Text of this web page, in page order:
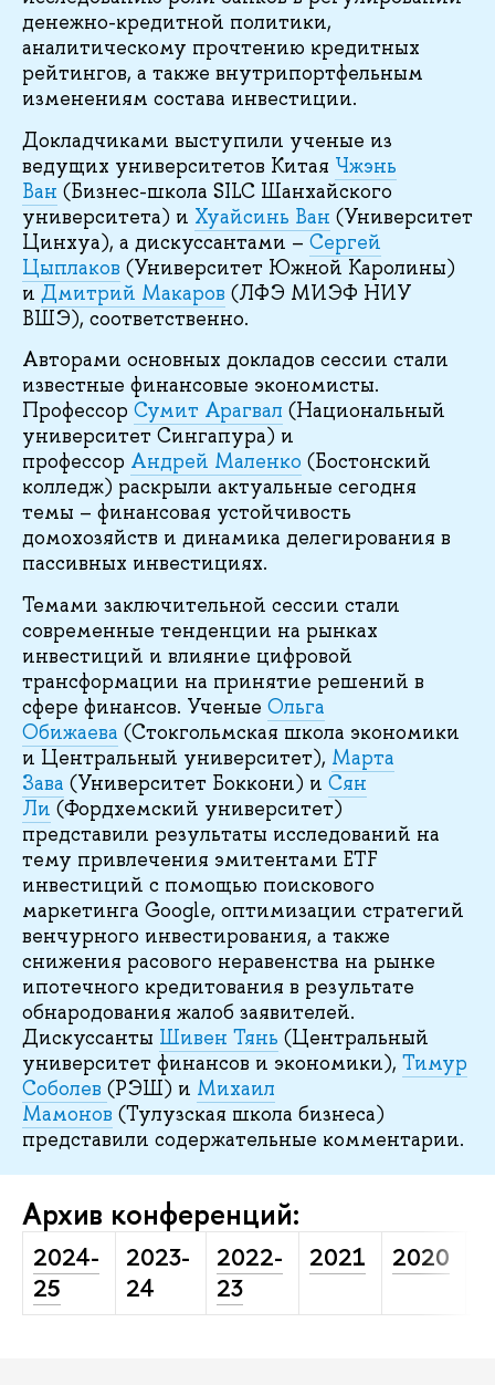
денежно-кредитной политики,
аналитическому прочтению кредитных
рейтингов, а также внутрипортфельным
изменениям состава инвестиции.
Докладчиками выступили ученые из
ведущих университетов Китая Чжэнь
Ван (Бизнес-школа SILC Шанхайского
университета) и Хуайсинь Ван (Университет
Цинхуа), а дискуссантами – Сергей
Цыплаков (Университет Южной Каролины)
и Дмитрий Макаров (ЛФЭ МИЭФ НИУ
ВШЭ), соответственно.
Авторами основных докладов сессии стали
известные финансовые экономисты.
Профессор Сумит Арагвал (Национальный
университет Сингапура) и
профессор Андрей Маленко (Бостонский
колледж) раскрыли актуальные сегодня
темы – финансовая устойчивость
домохозяйств и динамика делегирования в
пассивных инвестициях.
Темами заключительной сессии стали
современные тенденции на рынках
инвестиций и влияние цифровой
трансформации на принятие решений в
сфере финансов. Ученые Ольга
Обижаева (Стокгольмская школа экономики
и Центральный университет), Марта
Зава (Университет Боккони) и Сян
Ли (Фордхемский университет)
представили результаты исследований на
тему привлечения эмитентами ETF
инвестиций с помощью поискового
маркетинга Google, оптимизации стратегий
венчурного инвестирования, а также
снижения расового неравенства на рынке
ипотечного кредитования в результате
обнародования жалоб заявителей.
Дискуссанты Шивен Тянь (Центральный
университет финансов и экономики), Тимур
Соболев (РЭШ) и Михаил
Мамонов (Тулузская школа бизнеса)
представили содержательные комментарии.
Архив конференций:
2024-
25
2023-
24
2022-
23
2021 2020